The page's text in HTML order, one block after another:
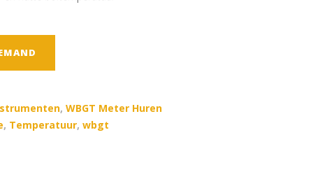
,WBGT Meter Huren
, Temperatuur,wbgt